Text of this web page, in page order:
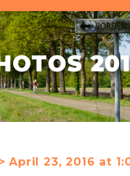
> April 23, 2016 at